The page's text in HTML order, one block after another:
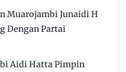
Muarojambi Junaidi H
Dengan Partai
Aidi Hatta Pimpin